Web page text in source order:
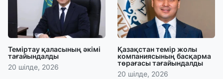
Теміртау қаласының әкімі
тағайындалды
20 шілде, 2026
Қазақстан темір жолы
компаниясының басқарма
төрағасы тағайындалды
20 шілде, 2026